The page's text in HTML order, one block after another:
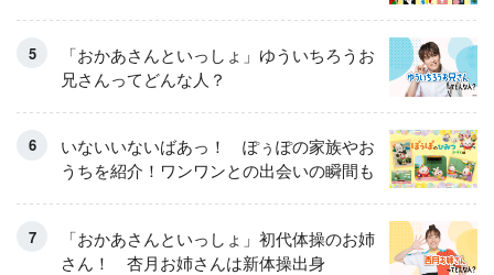
「おかあさんといっしょ」ゆういちろうお
兄さんってどんな人？
いないいないばあっ！ ぽぅぽの家族やお
うちを紹介！ワンワンとの出会いの瞬間も
「おかあさんといっしょ」初代体操のお姉
さん！ 杏月お姉さんは新体操出身